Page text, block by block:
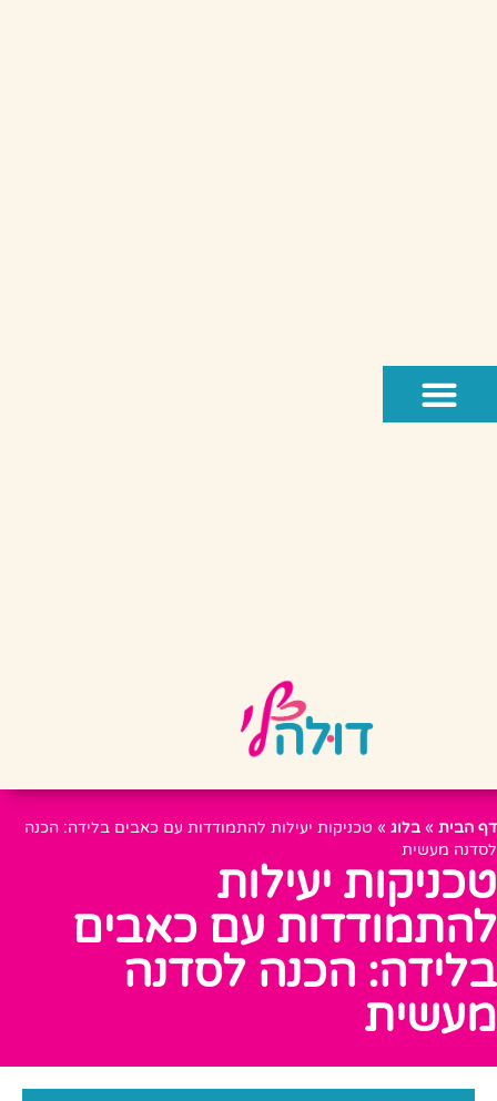
דף הבית » בלוג » טכניקות יעילות להתמודדות עם כאבים בלידה: הכנה
לסדנה מעשית
טכניקות יעילות
להתמודדות עם כאבים
בלידה: הכנה לסדנה
מעשית